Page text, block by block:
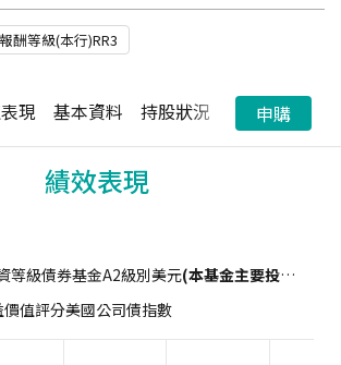
酬等級(本行)RR3
現 基本資料 持股狀況 配息狀況
申購
績效表現
等級債券基金A2級別美元(本基金主要投資於符合美國 Rule 144A規定之私募性質債券且基金之配息來源可能為本金)
值評分美國公司債指數